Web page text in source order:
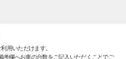
用いただけます。
考欄へお車の台数をご記入いただくことでご